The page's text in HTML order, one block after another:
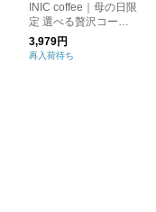
INIC coffee｜母の日限
定 選べる贅沢コーヒ
ー飲み比べ&スイーツ
ギフト
3,979円
再入荷待ち